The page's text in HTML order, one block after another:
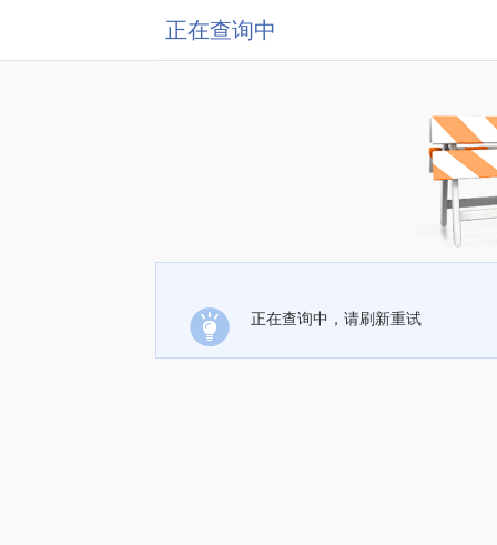
正在查询中
正在查询中，请刷新重试